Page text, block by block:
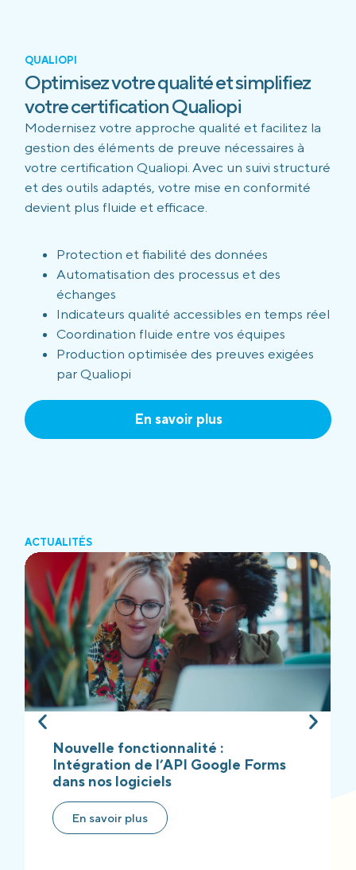
QUALIOPI
Optimisez votre qualité et simplifiez
votre certification Qualiopi
Modernisez votre approche qualité et facilitez la
gestion des éléments de preuve nécessaires à
votre certification Qualiopi. Avec un suivi structuré
et des outils adaptés, votre mise en conformité
devient plus fluide et efficace.
Protection et fiabilité des données
Automatisation des processus et des
échanges
Indicateurs qualité accessibles en temps réel
Coordination fluide entre vos équipes
Production optimisée des preuves exigées
par Qualiopi
En savoir plus
ACTUALITÉS
Nouvelle fonctionnalité :
Intégration de l’API Google Forms
dans nos logiciels
En savoir plus